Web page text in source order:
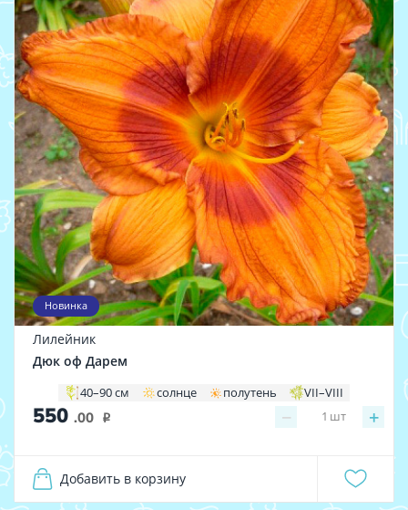
Новинка
Лилейник
Дюк оф Дарем
40–90 см солнце полутень VII–VIII
550 .00 i − +
1 шт
Добавить в корзину